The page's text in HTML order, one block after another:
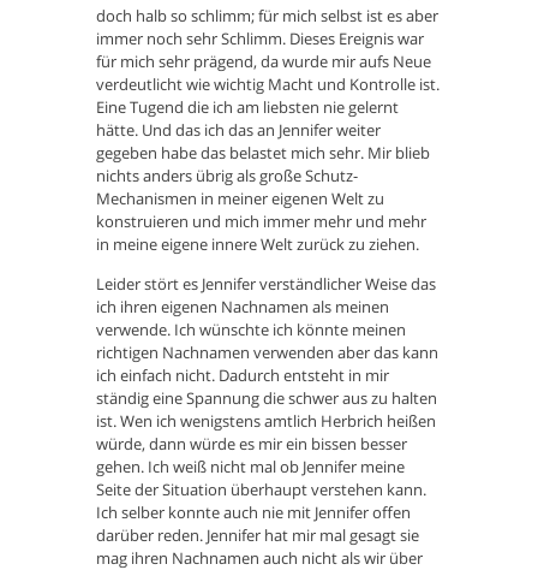
doch halb so schlimm; für mich selbst ist es aber
immer noch sehr Schlimm. Dieses Ereignis war
für mich sehr prägend, da wurde mir aufs Neue
verdeutlicht wie wichtig Macht und Kontrolle ist.
Eine Tugend die ich am liebsten nie gelernt
hätte. Und das ich das an Jennifer weiter
gegeben habe das belastet mich sehr. Mir blieb
nichts anders übrig als große Schutz-
Mechanismen in meiner eigenen Welt zu
konstruieren und mich immer mehr und mehr
in meine eigene innere Welt zurück zu ziehen.
Leider stört es Jennifer verständlicher Weise das
ich ihren eigenen Nachnamen als meinen
verwende. Ich wünschte ich könnte meinen
richtigen Nachnamen verwenden aber das kann
ich einfach nicht. Dadurch entsteht in mir
ständig eine Spannung die schwer aus zu halten
ist. Wen ich wenigstens amtlich Herbrich heißen
würde, dann würde es mir ein bissen besser
gehen. Ich weiß nicht mal ob Jennifer meine
Seite der Situation überhaupt verstehen kann.
Ich selber konnte auch nie mit Jennifer offen
darüber reden. Jennifer hat mir mal gesagt sie
mag ihren Nachnamen auch nicht als wir über